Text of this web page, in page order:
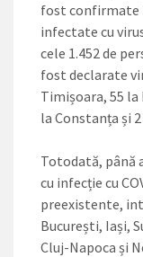
fost confirmate
infectate cu
cele 1.452 de
fost declarate
Timișoara, 55 la
la Constanța și
Totodată, până
cu infecție cu
preexistente,
București, Iași,
Cluj-Napoca și